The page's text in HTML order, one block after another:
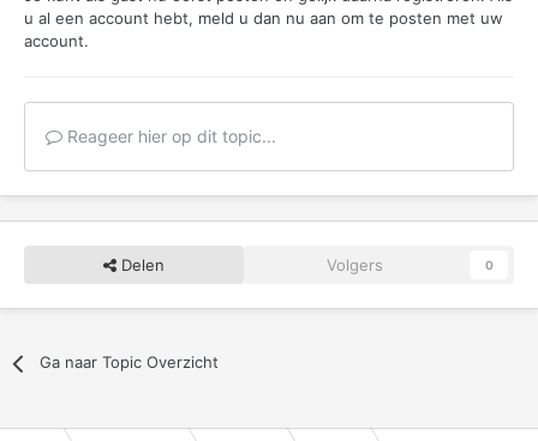
u al een account hebt, meld u dan nu aan om te posten met uw
account.
Reageer hier op dit topic...
Delen Volgers 0
Ga naar Topic Overzicht